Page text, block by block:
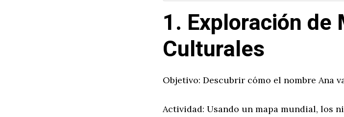
1. Exploración de
Culturales
Objetivo: Descubrir cómo el nombre Ana
Actividad: Usando un mapa mundial, los